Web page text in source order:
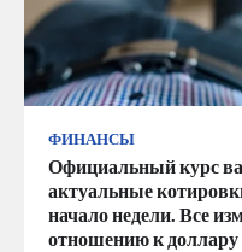
ФИНАНСЫ
Официальный курс
актуальные
начало недели. Все
отношению к доллару